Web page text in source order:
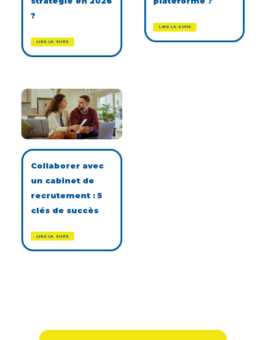
?
LIRE LA SUITE
LIRE LA SUITE
Collaborer avec
un cabinet de
recrutement : 5
clés de succès
LIRE LA SUITE